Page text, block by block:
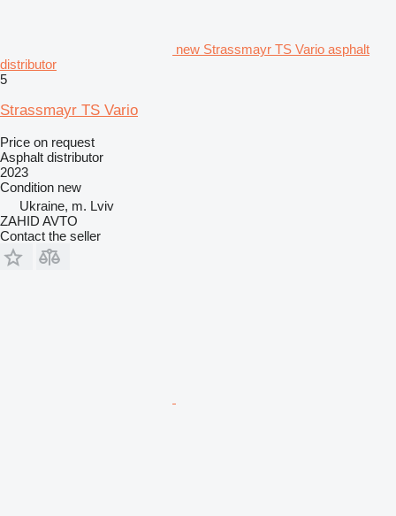
new Strassmayr TS Vario asphalt
distributor
5
Strassmayr TS Vario
Price on request
Asphalt distributor
2023
Condition new
Ukraine, m. Lviv
ZAHID AVTO
Contact the seller